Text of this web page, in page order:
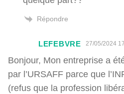
Répondre
LEFEBVRE 27/05/2024
Bonjour, Mon entreprise a
par l’URSAFF parce que
(refus que la profession